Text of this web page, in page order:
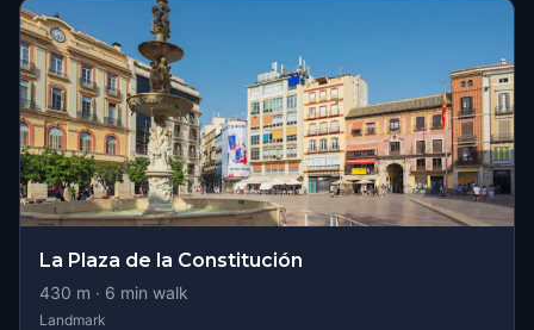
La Plaza de la Constitución
430 m · 6 min walk
Landmark